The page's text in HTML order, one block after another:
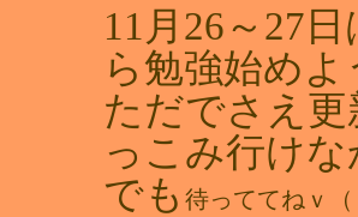
11月26～27
ら勉強始め
ただでさえ
っこみ行け
でも 待っててねｖ